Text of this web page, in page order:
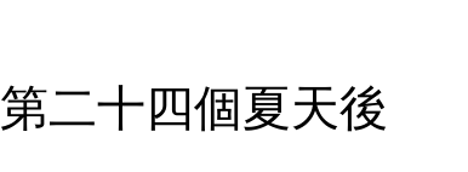
第二十四個夏天後